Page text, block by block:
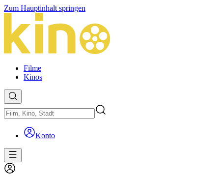
Zum Hauptinhalt springen
Filme
Kinos
Konto